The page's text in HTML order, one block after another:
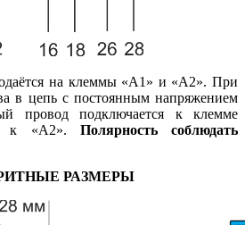
на клеммы «А1» и «А2». При
в цепь с постоянным напряжением
провод подключается к клемме
к «А2». Полярность соблюдать
РАЗМЕРЫ